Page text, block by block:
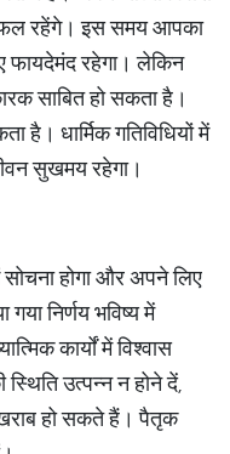
रहेंगे। इस समय आपका
रहेगा। लेकिन
साबित हो सकता है।
है। धार्मिक गतिविधियों में
सुखमय रहेगा।
होगा और अपने लिए
गया निर्णय भविष्य में
कार्यों में विश्वास
उत्पन्न न होने दें,
हो सकते हैं। पैतृक